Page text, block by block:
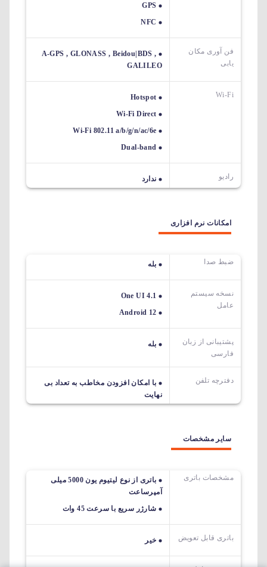
GPS
NFC
فن آوری مکان
یابی
A-GPS , GLONASS , Beidou|BDS ,
GALILEO
Wi-Fi
Hotspot
Wi-Fi Direct
Wi-Fi 802.11 a/b/g/n/ac/6e
Dual-band
رادیو ندارد
امکانات نرم افزاری
ضبط صدا بله
نسخه سیستم
عامل
One UI 4.1
Android 12
پشتیبانی از زبان
فارسی
بله
دفترچه تلفن
با امکان افزودن مخاطب به تعداد بی
نهایت
سایر مشخصات
مشخصات باتری
باتری از نوع لیتیوم یون 5000 میلی
آمپرساعت
شارژر سریع با سرعت 45 وات
باتری قابل تعویض خیر